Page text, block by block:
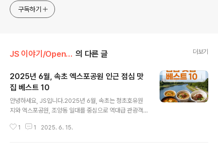
구독하기
JS 이야기/Open AI 의 다른 글 더보기
2025년 6월, 속초 엑스포공원 인근 점심 맛
집 베스트 10
안녕하세요, JS입니다.2025년 6월, 속초는 청초호유원
지와 엑스포공원, 조양동 일대를 중심으로 역대급 관광객
아졌습니다.이번 글에서는 속초 엑스포로 500m 이내, 청
1 1 2025. 6. 15.